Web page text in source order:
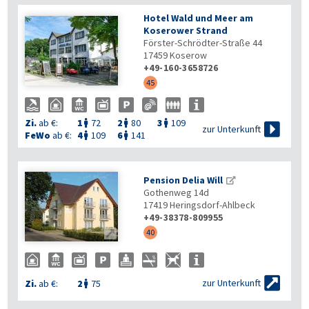
Hotel Wald und Meer am
Koserower Strand
Förster-Schrödter-Straße 44
17459Koserow
+49-160-3658726
45
Zi.ab €: 1  72 2  80 3  109
FeWo ab €: 4 109 6 141
zur Unterkunft 

Pension Delia Will
Gothenweg 14d
17419Heringsdorf-Ahlbeck
+49-38378-809955
40
Zi.ab €: 2  75 zur Unterkunft 